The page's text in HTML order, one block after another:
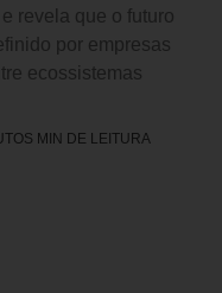
revela que o futuro
por empresas
ecossistemas
MIN DE LEITURA